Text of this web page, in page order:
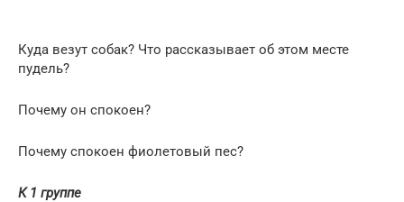
Куда везут собак? Что рассказывает об этом месте
пудель?
Почему он спокоен?
Почему спокоен фиолетовый пес?
К 1 группе